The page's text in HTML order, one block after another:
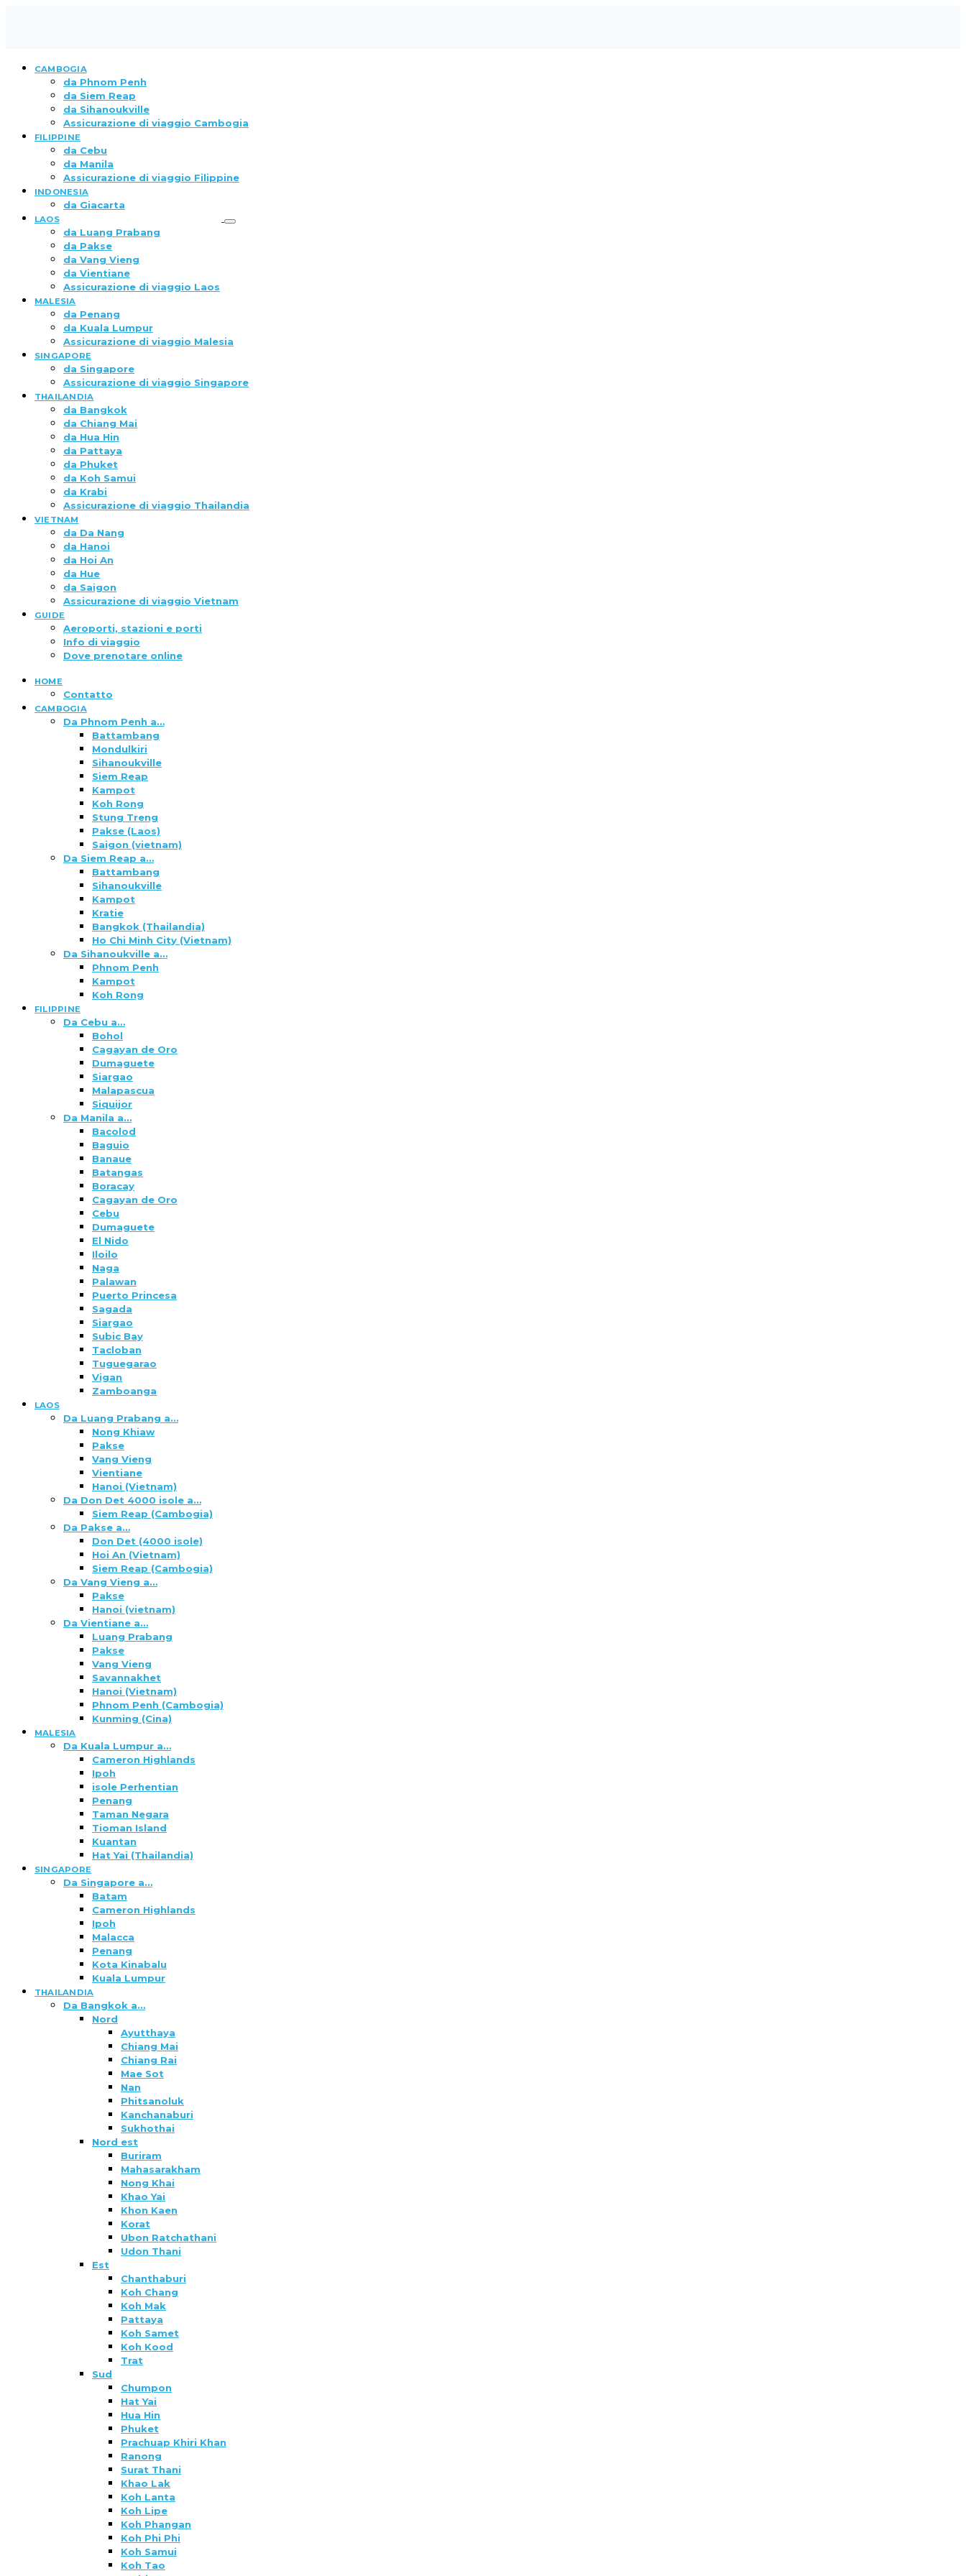
CAMBOGIA
da Phnom Penh
da Siem Reap
da Sihanoukville
Assicurazione di viaggio Cambogia
FILIPPINE
da Cebu
da Manila
Assicurazione di viaggio Filippine
INDONESIA
da Giacarta
LAOS
da Luang Prabang
da Pakse
da Vang Vieng
da Vientiane
Assicurazione di viaggio Laos
MALESIA
da Penang
da Kuala Lumpur
Assicurazione di viaggio Malesia
SINGAPORE
da Singapore
Assicurazione di viaggio Singapore
THAILANDIA
da Bangkok
da Chiang Mai
da Hua Hin
da Pattaya
da Phuket
da Koh Samui
da Krabi
Assicurazione di viaggio Thailandia
VIETNAM
da Da Nang
da Hanoi
da Hoi An
da Hue
da Saigon
Assicurazione di viaggio Vietnam
GUIDE
Aeroporti, stazioni e porti
Info di viaggio
Dove prenotare online
HOME
Contatto
CAMBOGIA
Da Phnom Penh a…
Battambang
Mondulkiri
Sihanoukville
Siem Reap
Kampot
Koh Rong
Stung Treng
Pakse (Laos)
Saigon (vietnam)
Da Siem Reap a…
Battambang
Sihanoukville
Kampot
Kratie
Bangkok (Thailandia)
Ho Chi Minh City (Vietnam)
Da Sihanoukville a…
Phnom Penh
Kampot
Koh Rong
FILIPPINE
Da Cebu a…
Bohol
Cagayan de Oro
Dumaguete
Siargao
Malapascua
Siquijor
Da Manila a…
Bacolod
Baguio
Banaue
Batangas
Boracay
Cagayan de Oro
Cebu
Dumaguete
El Nido
Iloilo
Naga
Palawan
Puerto Princesa
Sagada
Siargao
Subic Bay
Tacloban
Tuguegarao
Vigan
Zamboanga
LAOS
Da Luang Prabang a…
Nong Khiaw
Pakse
Vang Vieng
Vientiane
Hanoi (Vietnam)
Da Don Det 4000 isole a…
Siem Reap (Cambogia)
Da Pakse a…
Don Det (4000 isole)
Hoi An (Vietnam)
Siem Reap (Cambogia)
Da Vang Vieng a…
Pakse
Hanoi (vietnam)
Da Vientiane a…
Luang Prabang
Pakse
Vang Vieng
Savannakhet
Hanoi (Vietnam)
Phnom Penh (Cambogia)
Kunming (Cina)
MALESIA
Da Kuala Lumpur a…
Cameron Highlands
Ipoh
isole Perhentian
Penang
Taman Negara
Tioman Island
Kuantan
Hat Yai (Thailandia)
SINGAPORE
Da Singapore a…
Batam
Cameron Highlands
Ipoh
Malacca
Penang
Kota Kinabalu
Kuala Lumpur
THAILANDIA
Da Bangkok a…
Nord
Ayutthaya
Chiang Mai
Chiang Rai
Mae Sot
Nan
Phitsanoluk
Kanchanaburi
Sukhothai
Nord est
Buriram
Mahasarakham
Nong Khai
Khao Yai
Khon Kaen
Korat
Ubon Ratchathani
Udon Thani
Est
Chanthaburi
Koh Chang
Koh Mak
Pattaya
Koh Samet
Koh Kood
Trat
Sud
Chumpon
Hat Yai
Hua Hin
Phuket
Prachuap Khiri Khan
Ranong
Surat Thani
Khao Lak
Koh Lanta
Koh Lipe
Koh Phangan
Koh Phi Phi
Koh Samui
Koh Tao